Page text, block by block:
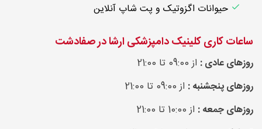
حیوانات اگزوتیک و پت شاپ آنلاین
ساعات کاری کلینیک دامپزشکی ارشا در صفادشت
روزهای عادی : از 09:00 تا 21:00
روزهای پنجشنبه : از 09:00 تا 21:00
روزهای جمعه : از 10:00 تا 21:00